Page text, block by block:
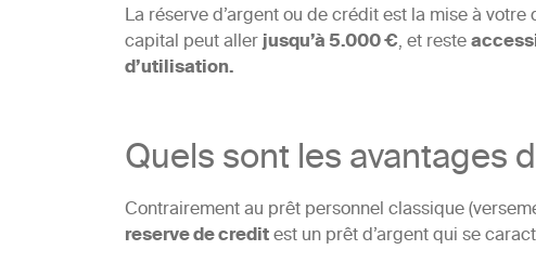
La réserve d’argent ou de crédit est la mise à
capital peut allerjusqu’à 5.000 €, et reste
d’utilisation.
Quels sont les avantages
Contrairement au prêt personnel classique
reserve de creditest un prêt d’argent qui se